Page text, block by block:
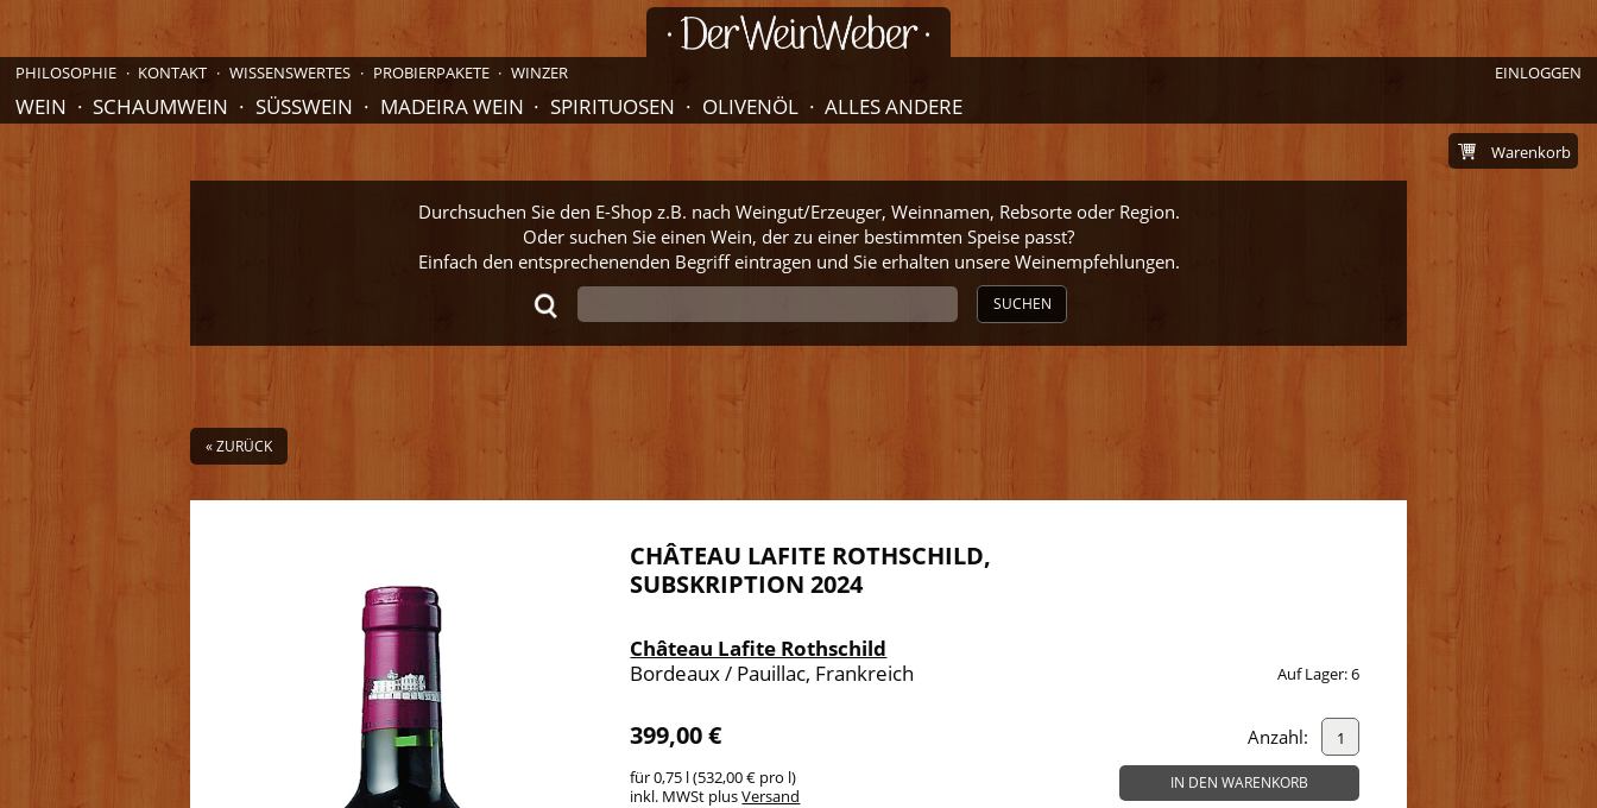
EINLOGGEN
PHILOSOPHIE KONTAKT WISSENSWERTES PROBIERPAKETE WINZER
WEIN SCHAUMWEIN SÜSSWEIN MADEIRA WEIN SPIRITUOSEN OLIVENÖL ALLES ANDERE
Durchsuchen Sie den E-Shop z.B. nach Weingut/Erzeuger, Weinnamen, Rebsorte oder Region.
Oder suchen Sie einen Wein, der zu einer bestimmten Speise passt?
Einfach den entsprechenenden Begriff eintragen und Sie erhalten unsere Weinempfehlungen.
SUCHEN
Warenkorb
« ZURÜCK
CHÂTEAU LAFITE ROTHSCHILD,
SUBSKRIPTION 2024
Château Lafite Rothschild
Bordeaux / Pauillac, Frankreich
399,00 €
für 0,75 l (532,00 € pro l)
inkl. MWSt plusVersand
Auf Lager:6
Anzahl:
IN DEN WARENKORB